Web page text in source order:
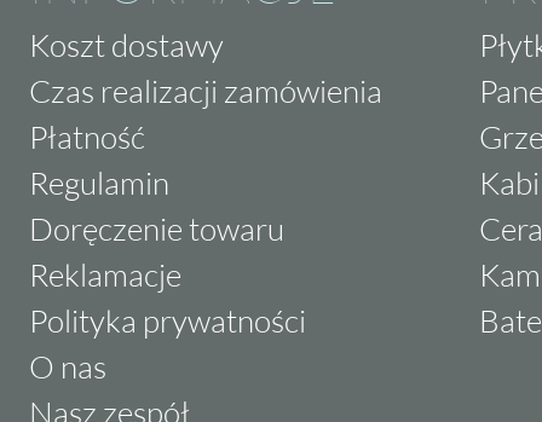
Koszt dostawy
Czas realizacji zamówienia
Płatność
Regulamin
Doręczenie towaru
Reklamacje
Polityka prywatności
O nas
Nasz zespół